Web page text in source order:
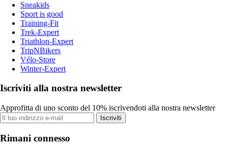
Sneakids
Sport is good
Training-Fit
Trek-Expert
Triathlon-Expert
TripNBikers
Vélo-Store
Winter-Expert
Iscriviti alla nostra newsletter
Approfitta di uno sconto del 10% iscrivendoti alla nostra newsletter
Iscriviti
Rimani connesso